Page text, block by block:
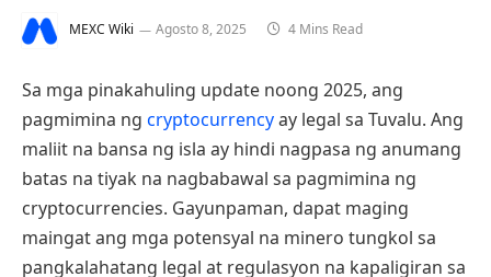
MEXC Wiki Agosto 8, 2025 4 Mins Read
Sa mga pinakahuling update noong 2025, ang
pagmimina ng cryptocurrencyay legal sa Tuvalu. Ang
maliit na bansa ng isla ay hindi nagpasa ng anumang
batas na tiyak na nagbabawal sa pagmimina ng
cryptocurrencies. Gayunpaman, dapat maging
maingat ang mga potensyal na minero tungkol sa
pangkalahatang legal at regulasyon na kapaligiran sa